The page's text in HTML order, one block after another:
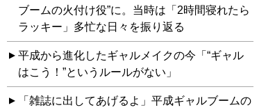
ブームの火付け役”に。当時は「2時間寝れたら
ラッキー」多忙な日々を振り返る
平成から進化したギャルメイクの今「“ギャル
はこう！”というルールがない」
「雑誌に出してあげるよ」平成ギャルブームの